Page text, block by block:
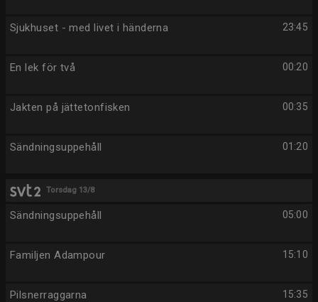
23:45
Sjukhuset - med livet i händerna
00:20
En lek för två
00:35
Jakten på jättetonfisken
01:20
Sändningsuppehåll
Torsdag 13/8
05:00
Sändningsuppehåll
15:10
Familjen Adampour
15:35
Pilsnerraggarna